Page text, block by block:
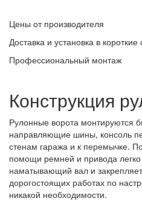
Цены от производителя
Доставка и установка в короткие
Профессиональный монтаж
Конструкция
Рулонные ворота монтируются
направляющие шины, консоль
стенам гаража и к перемычке.
помощи ремней и привода легко
наматывающий вал и
дорогостоящих работах по
никакой необходимости.